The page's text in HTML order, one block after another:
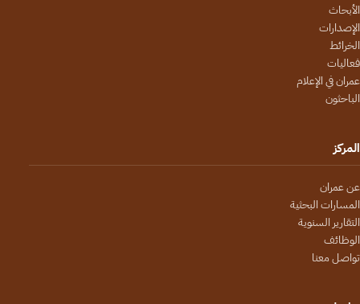
الأبحاث
الإصدارات
الخرائط
فعاليات
عمران في الإعلام
الباحثون
المركز
عن عمران
المسارات البحثية
التقارير السنوية
الوظائف
تواصل معنا